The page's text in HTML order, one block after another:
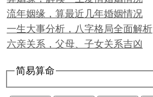
流年姻缘，算最近几年婚姻情况
一生大事分析，八字格局全面解析
六亲关系，父母、子女关系吉凶
简易算命